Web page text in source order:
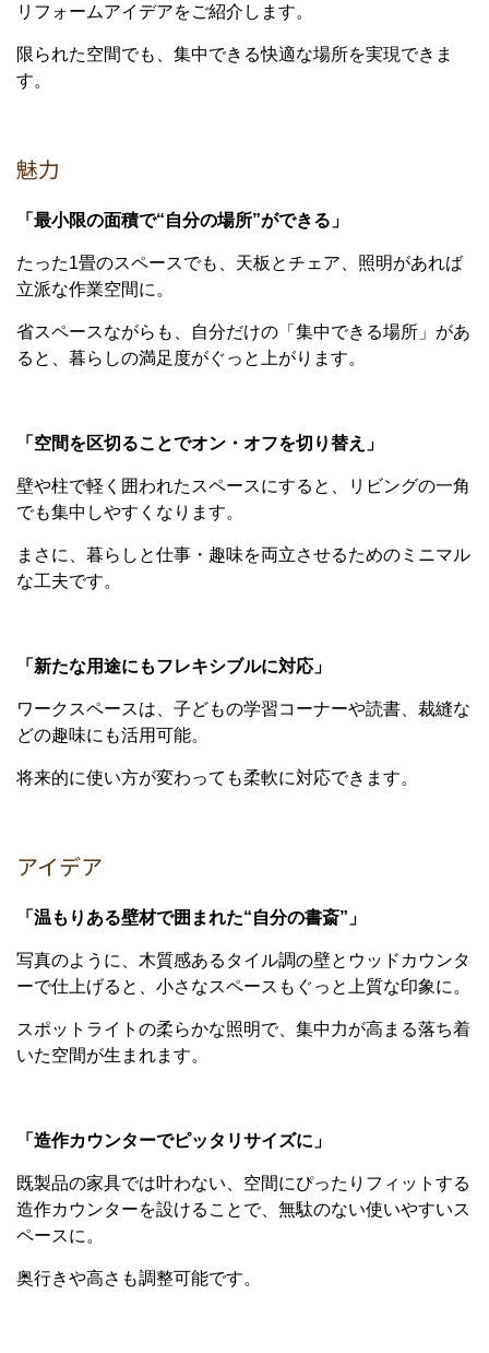
リフォームアイデアをご紹介します。
限られた空間でも、集中できる快適な場所を実現できま
す。
魅力
「最小限の面積で“自分の場所”ができる」
たった1畳のスペースでも、天板とチェア、照明があれば
立派な作業空間に。
省スペースながらも、自分だけの「集中できる場所」があ
ると、暮らしの満足度がぐっと上がります。
「空間を区切ることでオン・オフを切り替え」
壁や柱で軽く囲われたスペースにすると、リビングの一角
でも集中しやすくなります。
まさに、暮らしと仕事・趣味を両立させるためのミニマル
な工夫です。
「新たな用途にもフレキシブルに対応」
ワークスペースは、子どもの学習コーナーや読書、裁縫な
どの趣味にも活用可能。
将来的に使い方が変わっても柔軟に対応できます。
アイデア
「温もりある壁材で囲まれた“自分の書斎”」
写真のように、木質感あるタイル調の壁とウッドカウンタ
ーで仕上げると、小さなスペースもぐっと上質な印象に。
スポットライトの柔らかな照明で、集中力が高まる落ち着
いた空間が生まれます。
「造作カウンターでピッタリサイズに」
既製品の家具では叶わない、空間にぴったりフィットする
造作カウンターを設けることで、無駄のない使いやすいス
ペースに。
奥行きや高さも調整可能です。